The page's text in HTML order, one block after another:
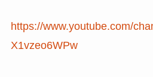
https://www.youtube.com/
X1vzeo6WPw